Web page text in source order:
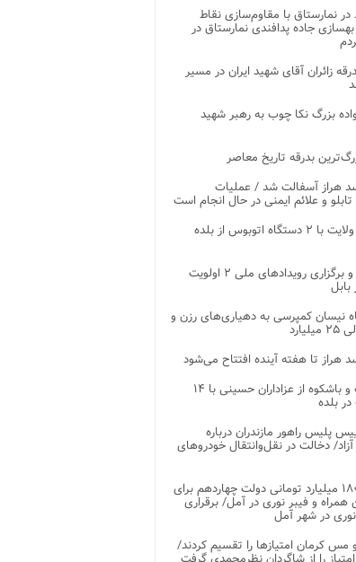
نمارستاق با مقاوم‌سازی نقاط
جاده پدافندی نمارستاق در
زائران آقای شهید ایران در مسیر
بزرگ نکا چوب به رهبر شهید
بدرقه تاریخ معاصر
هراز آسفالت شد / عملیات
و علائم ایمنی در حال انجام است
کاروان عاشقان ولایت با ۲ دستگاه اتوبوس از بلده
توسعه باغ هنر و برگزاری رویدادهای ملی ۲ اولویت
دستگاه نیسان کمپرسی به دهیاری‌های رزن و
هراز تا هفته آینده افتتاح می‌شود
پذیرایی متفاوت و باشکوه از عزاداران حسینی با ۱۴
بلده
پلیس راهور مازندران درباره
دخالت در نقل‌وانتقال خودروهای
سرمایه گذاری ۱۸۰ میلیارد تومانی دولت چهاردهم برای
و فیبر نوری در آمل/ برقراری
کرمان امتیازها را تقسیم کردند/